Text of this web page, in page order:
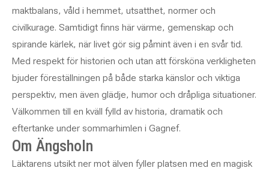
maktbalans, våld i hemmet, utsatthet, normer och
civilkurage. Samtidigt finns här värme, gemenskap och
spirande kärlek, när livet gör sig påmint även i en svår tid.
Med respekt för historien och utan att försköna verkligheten
bjuder föreställningen på både starka känslor och viktiga
perspektiv, men även glädje, humor och dråpliga situationer.
Välkommen till en kväll fylld av historia, dramatik och
eftertanke under sommarhimlen i Gagnef.
Om Ängsholn
Läktarens utsikt ner mot älven fyller platsen med en magisk